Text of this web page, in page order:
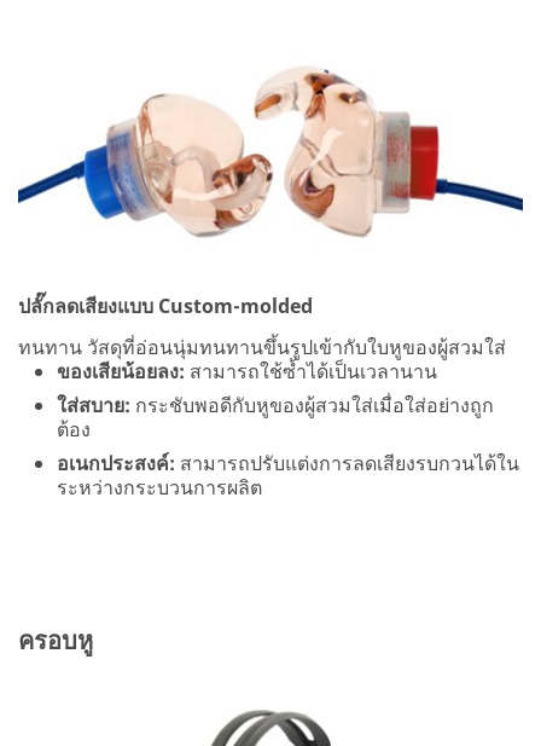
ปลั๊กลดเสียงแบบ Custom-molded
ทนทาน วัสดุที่อ่อนนุ่มทนทานขึ้นรูปเข้ากับใบหูของผู้สวมใส่
ของเสียน้อยลง: สามารถใช้ซ้ำได้เป็นเวลานาน
ใส่สบาย: กระชับพอดีกับหูของผู้สวมใส่เมื่อใส่อย่างถูก
ต้อง
อเนกประสงค์: สามารถปรับแต่งการลดเสียงรบกวนได้ใน
ระหว่างกระบวนการผลิต
ครอบหู